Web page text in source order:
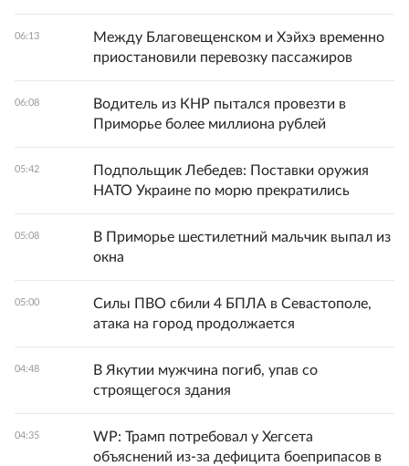
06:13
Между Благовещенском и Хэйхэ временно
приостановили перевозку пассажиров
06:08
Водитель из КНР пытался провезти в
Приморье более миллиона рублей
05:42
Подпольщик Лебедев: Поставки оружия
НАТО Украине по морю прекратились
05:08
В Приморье шестилетний мальчик выпал из
окна
05:00
Силы ПВО сбили 4 БПЛА в Севастополе,
атака на город продолжается
04:48
В Якутии мужчина погиб, упав со
строящегося здания
04:35
WP: Трамп потребовал у Хегсета
объяснений из-за дефицита боеприпасов в